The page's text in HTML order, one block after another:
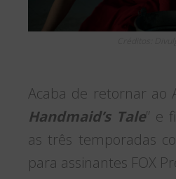
Acaba de retornar ao
Handmaid’s Tale” e
as três temporadas
para assinantes FOX